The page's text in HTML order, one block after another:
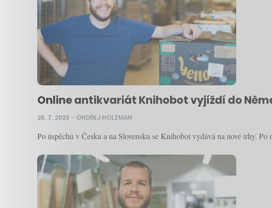
Online antikvariát Knihobot vyjíždí do
26. 7. 2023 – ONDŘEJ HOLZMAN
Po úspěchu v Česku a na Slovensku se Knihobot vydává na nové trhy.